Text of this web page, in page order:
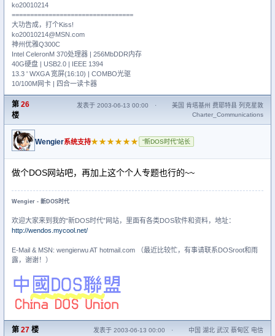
ko20010214
=================================
大功告成，打个Kiss!
ko20010214@MSN.com
神州优雅Q300C
Intel CeleronM 370处理器 | 256MbDDR内存
40G硬盘 | USB2.0 | IEEE 1394
13.3 ' WXGA 宽屏(16:10) | COMBO光驱
10/100M网卡 | 四合一读卡器
第 26
楼
发表于 2003-06-13 00:00 ·
美国 肯塔基州 费耶特县 列克星敦
Charter_Communications
Wengier系统支持★★★★★★ “新DOS时代”站长
做个DOS网站吧，再加上这个个人专题也行的~~
Wengier - 新DOS时代
欢迎大家来到我的“新DOS时代”网站，里面有各类DOS软件和资料，地址：
http://wendos.mycool.net/
E-Mail & MSN: wengierwu AT hotmail.com （最近比较忙，有事请联系DOSroot和雨
露，谢谢！）
第 27 楼 发表于 2003-06-13 00:00 · 中国 湖北 武汉 蔡甸区 电信